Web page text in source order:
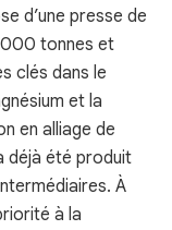
d’une presse de
000 tonnes et
clés dans le
et la
en alliage de
déjà été produit
À
à la